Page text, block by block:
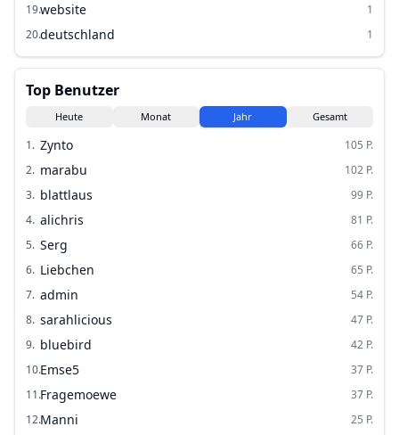
19.website
1
20.deutschland 1
Top Benutzer
Heute Monat Jahr Gesamt
1. Zynto 105 P.
2. marabu 102 P.
3. blattlaus 99 P.
4. alichris 81 P.
5. Serg 66 P.
6. Liebchen 65 P.
7. admin 54 P.
8. sarahlicious 47 P.
9. bluebird 42 P.
10.Emse5 37 P.
11.Fragemoewe 37 P.
12.Manni 25 P.